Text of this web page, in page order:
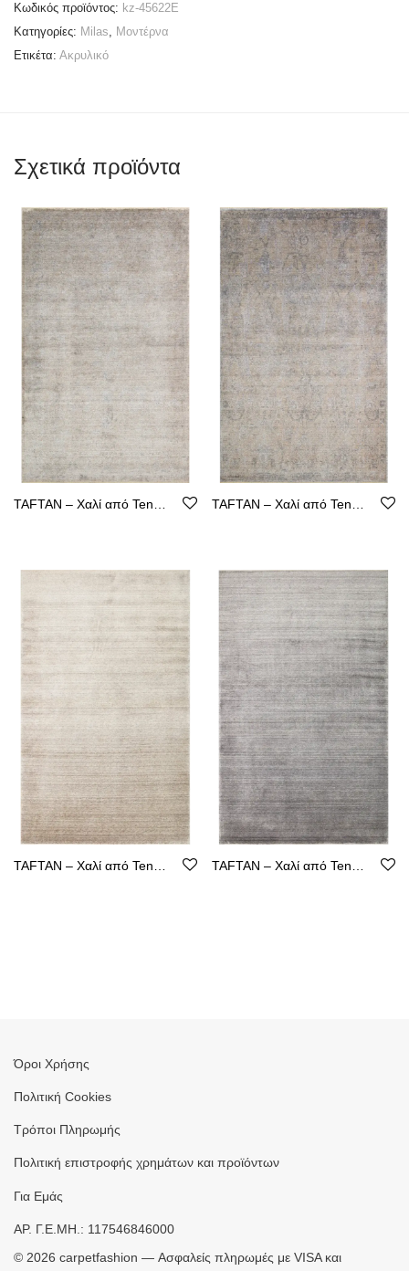
Κωδικός προϊόντος: kz-45622E
Κατηγορίες: Milas, Μοντέρνα
Ετικέτα: Ακρυλικό
Σχετικά προϊόντα
Όροι Χρήσης
Πολιτική Cookies
Τρόποι Πληρωμής
Πολιτική επιστροφής χρημάτων και προϊόντων
Για Εμάς
ΑΡ. Γ.Ε.ΜΗ.: 117546846000
© 2026 carpetfashion — Ασφαλείς πληρωμές με VISA και